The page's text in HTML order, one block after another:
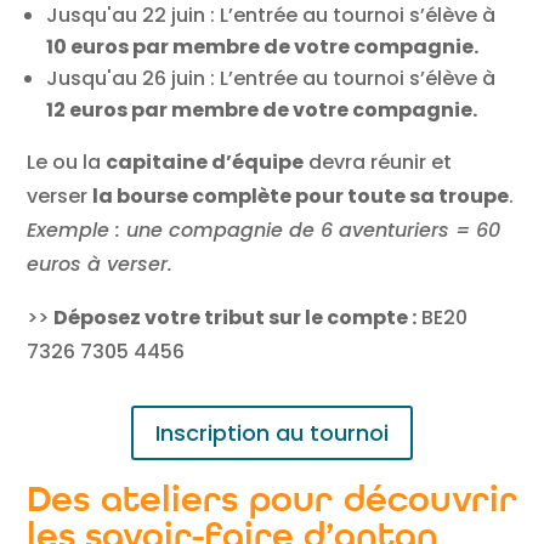
Jusqu'au 22 juin : L’entrée au tournoi s’élève à
10 euros par membre de votre compagnie.
Jusqu'au 26 juin : L’entrée au tournoi s’élève à
12 euros par membre de votre compagnie.
Le ou la capitaine d’équipe devra réunir et
verser la bourse complète pour toute sa troupe.
Exemple : une compagnie de 6 aventuriers = 60
euros à verser.
>> Déposez votre tribut sur le compte : BE20
7326 7305 4456
Inscription au tournoi
Des ateliers pour découvrir